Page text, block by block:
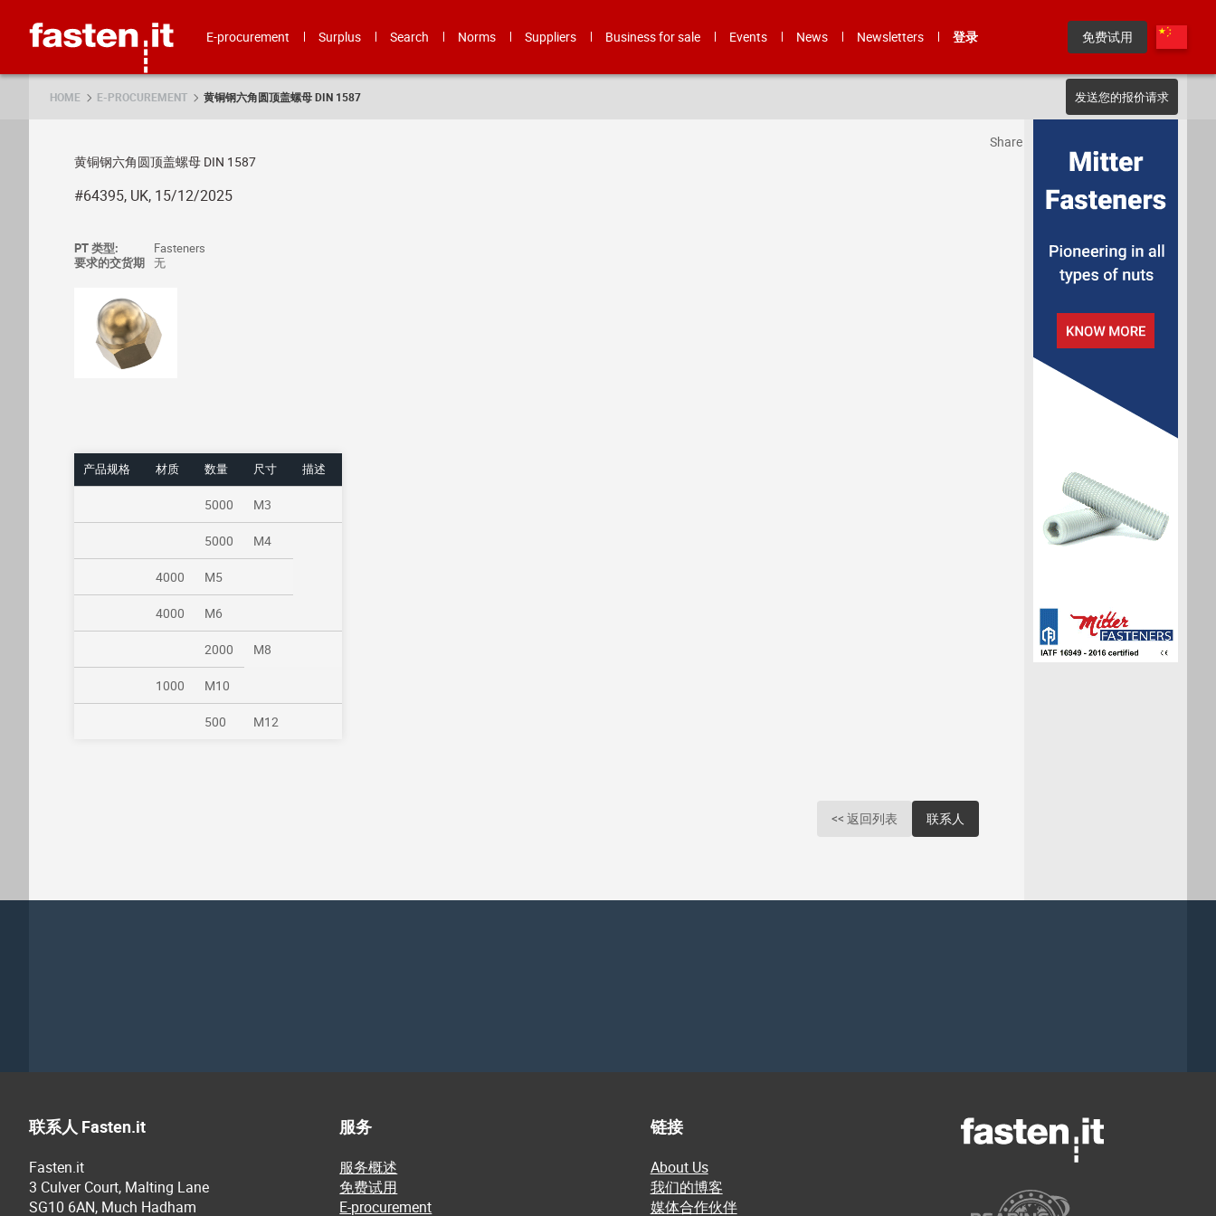
E-procurement Surplus Search Norms Suppliers Business for sale Events News Newsletters 登录 免费试用
HOME E-PROCUREMENT 黄铜钢六角圆顶盖螺母 DIN 1587 发送您的报价请求
黄铜钢六角圆顶盖螺母 DIN 1587
#64395, UK, 15/12/2025
PT 类型:
Fasteners
要求的交货期 无
产品规格 材质 数量 尺寸 描述
5000 M3
5000 M4
4000 M5
4000 M6
2000 M8
1000 M10
500 M12
<< 返回列表 联系人
Share
联系人 Fasten.it
Fasten.it
3 Culver Court, Malting Lane
SG10 6AN, Much Hadham
服务
服务概述
免费试用
E-procurement
链接
About Us
我们的博客
媒体合作伙伴